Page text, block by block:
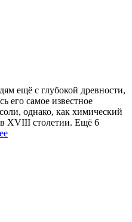
ещё с глубокой древности,
его самое известное
однако, как химический
XVIII столетии. Ещё 6